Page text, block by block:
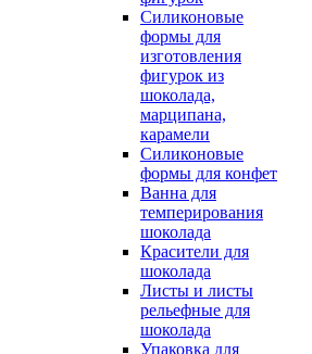
Силиконовые
формы для
изготовления
фигурок из
шоколада,
марципана,
карамели
Силиконовые
формы для конфет
Ванна для
темперирования
шоколада
Красители для
шоколада
Листы и листы
рельефные для
шоколада
Упаковка для